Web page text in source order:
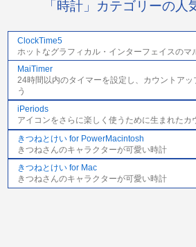
「時計」カテゴリーの人
ClockTime5
ホットなグラフィカル・インターフェイスのマ
MaiTimer
24時間以内のタイマーを設定し、カウントア
う
iPeriods
アイコンをさらに楽しく使うために生まれたカ
きつねとけい for PowerMacintosh
きつねさんのキャラクターが可愛い時計
きつねとけい for Mac
きつねさんのキャラクターが可愛い時計